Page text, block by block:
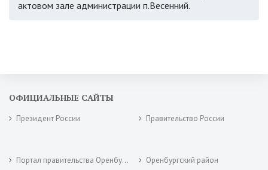
актовом зале администрации п.Весенний.
ОФИЦИАЛЬНЫЕ САЙТЫ
Президент России Правительство России
Портал правительства Оренбургской области Оренбургский район